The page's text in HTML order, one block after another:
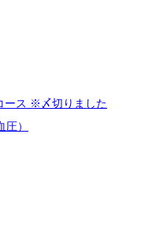
ース ※〆切りました
）